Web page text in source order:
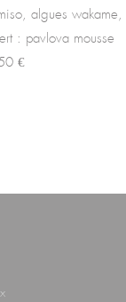
algues wakame,
: pavlova mousse
€
((abre numa nova